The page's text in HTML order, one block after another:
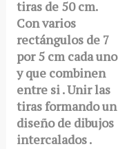
tiras de 50 cm.
Con varios
rectángulos de 7
por 5 cm cada uno
y que combinen
entre si . Unir las
tiras formando un
diseño de dibujos
intercalados .